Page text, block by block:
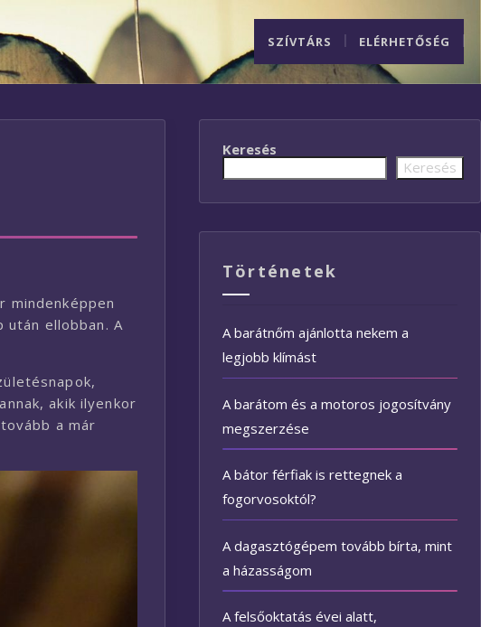
SZÍVTÁRS ELÉRHETŐSÉG
mindenképpen
után ellobban. A
akik ilyenkor
a már
Keresés
Keresés
Történetek
A barátnőm ajánlotta nekem a
legjobb klímást
A barátom és a motoros jogosítvány
megszerzése
A bátor férfiak is rettegnek a
fogorvosoktól?
A dagasztógépem tovább bírta, mint
a házasságom
A felsőoktatás évei alatt,